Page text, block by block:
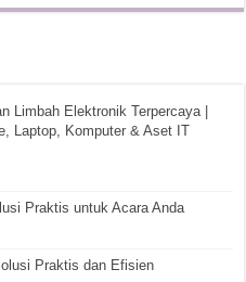
Limbah Elektronik Terpercaya |
Laptop, Komputer & Aset IT
Praktis untuk Acara Anda
Praktis dan Efisien